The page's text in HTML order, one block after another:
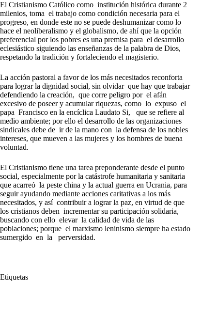
El Cristianismo Católico como institución histórica durante 2
milenios, toma el trabajo como condición necesaria para el
progreso, en donde este no se puede deshumanizar como lo
hace el neoliberalismo y el globalismo, de ahí que la opción
preferencial por los pobres es una premisa para el desarrollo
eclesiástico siguiendo las enseñanzas de la palabra de Dios,
respetando la tradición y fortaleciendo el magisterio.
La acción pastoral a favor de los más necesitados reconforta
para lograr la dignidad social, sin olvidar que hay que trabajar
defendiendo la creación, que corre peligro por el afán
excesivo de poseer y acumular riquezas, como lo expuso el
papa Francisco en la encíclica Laudato Si, que se refiere al
medio ambiente; por ello el desarrollo de las organizaciones
sindicales debe de ir de la mano con la defensa de los nobles
intereses, que mueven a las mujeres y los hombres de buena
voluntad.
El Cristianismo tiene una tarea preponderante desde el punto
social, especialmente por la catástrofe humanitaria y sanitaria
que acarreó la peste china y la actual guerra en Ucrania, para
seguir ayudando mediante acciones caritativas a los más
necesitados, y así contribuir a lograr la paz, en virtud de que
los cristianos deben incrementar su participación solidaria,
buscando con ello elevar la calidad de vida de las
poblaciones; porque el marxismo leninismo siempre ha estado
sumergido en la perversidad.
Etiquetas